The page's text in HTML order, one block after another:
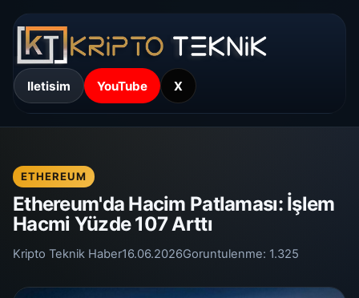
Iletisim YouTube X
ETHEREUM
Ethereum'da Hacim Patlaması: İşlem
Hacmi Yüzde 107 Arttı
Kripto Teknik Haber16.06.2026Goruntulenme: 1.325